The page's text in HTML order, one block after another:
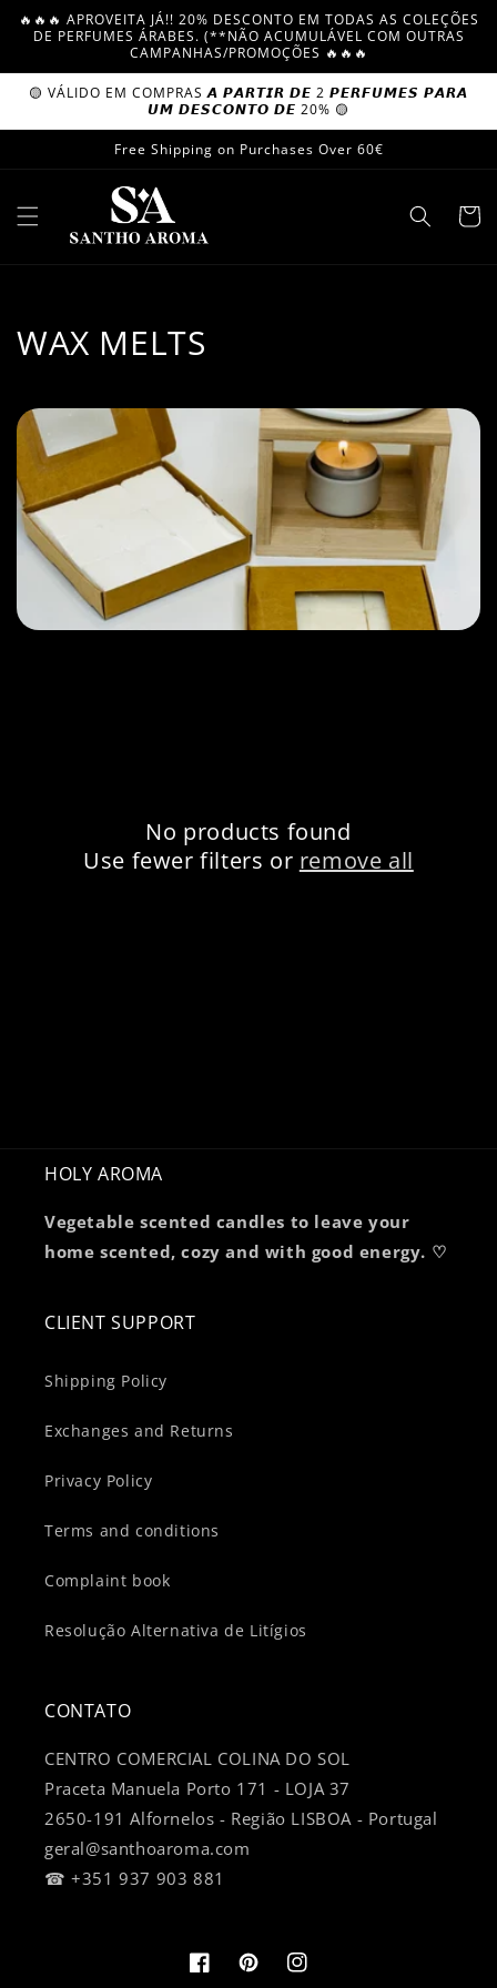
Skip to
content
🔥🔥🔥 APROVEITA JÁ!! 20% DESCONTO EM TODAS AS COLEÇÕES
DE PERFUMES ÁRABES. (**NÃO ACUMULÁVEL COM OUTRAS
CAMPANHAS/PROMOÇÕES 🔥🔥🔥
🟡 VÁLIDO EM COMPRAS 𝘼 𝙋𝘼𝙍𝙏𝙄𝙍 𝘿𝙀 2 𝙋𝙀𝙍𝙁𝙐𝙈𝙀𝙎 𝙋𝘼𝙍𝘼
𝙐𝙈 𝘿𝙀𝙎𝘾𝙊𝙉𝙏𝙊 𝘿𝙀 20% 🟡
Free Shipping on Purchases Over 60€
Cart
C
l
l
e
c
t
WAX MELTS
No products found
Use fewer filters or remove all
HOLY AROMA
Vegetable scented candles to leave your
home scented, cozy and with good energy. ♡
CLIENT SUPPORT
Shipping Policy
Exchanges and Returns
Privacy Policy
Terms and conditions
Complaint book
Resolução Alternativa de Litígios
CONTATO
CENTRO COMERCIAL COLINA DO SOL
Praceta Manuela Porto 171 - LOJA 37
2650-191 Alfornelos - Região LISBOA - Portugal
geral@santhoaroma.com
☎ +351 937 903 881
FacebookPinterestInstagram